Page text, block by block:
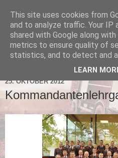
25. OKTOBER 2012
This site uses cookies from
and to analyze traffic. Your IP
shared with Google along
metrics to ensure quality of
statistics, and to detect and
LEARN